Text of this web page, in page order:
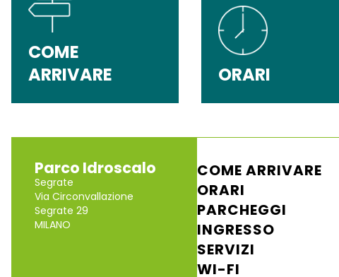
COME
ARRIVARE
ORARI
Parco Idroscalo
Segrate
Via Circonvallazione
Segrate 29
MILANO
COME ARRIVARE
ORARI
PARCHEGGI
INGRESSO
SERVIZI
WI-FI